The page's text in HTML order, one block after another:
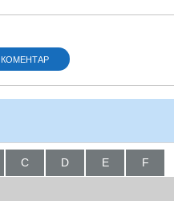
C D E F